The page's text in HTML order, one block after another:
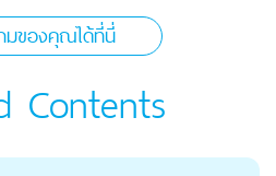
มของคุณได้ที่นี่
Contents